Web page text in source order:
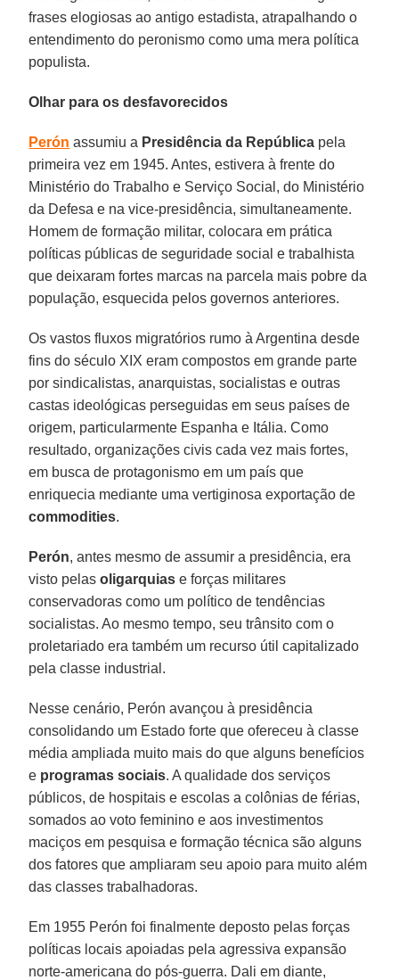
frases elogiosas ao antigo estadista, atrapalhando o
entendimento do peronismo como uma mera política
populista.
Olhar para os desfavorecidos
Perón assumiu a Presidência da República pela
primeira vez em 1945. Antes, estivera à frente do
Ministério do Trabalho e Serviço Social, do Ministério
da Defesa e na vice-presidência, simultaneamente.
Homem de formação militar, colocara em prática
políticas públicas de seguridade social e trabalhista
que deixaram fortes marcas na parcela mais pobre da
população, esquecida pelos governos anteriores.
Os vastos fluxos migratórios rumo à Argentina desde
fins do século XIX eram compostos em grande parte
por sindicalistas, anarquistas, socialistas e outras
castas ideológicas perseguidas em seus países de
origem, particularmente Espanha e Itália. Como
resultado, organizações civis cada vez mais fortes,
em busca de protagonismo em um país que
enriquecia mediante uma vertiginosa exportação de
commodities.
Perón, antes mesmo de assumir a presidência, era
visto pelasoligarquias e forças militares
conservadoras como um político de tendências
socialistas. Ao mesmo tempo, seu trânsito com o
proletariado era também um recurso útil capitalizado
pela classe industrial.
Nesse cenário, Perón avançou à presidência
consolidando um Estado forte que ofereceu à classe
média ampliada muito mais do que alguns benefícios
e programas sociais. A qualidade dos serviços
públicos, de hospitais e escolas a colônias de férias,
somados ao voto feminino e aos investimentos
maciços em pesquisa e formação técnica são alguns
dos fatores que ampliaram seu apoio para muito além
das classes trabalhadoras.
Em 1955 Perón foi finalmente deposto pelas forças
políticas locais apoiadas pela agressiva expansão
norte-americana do pós-guerra. Dali em diante,